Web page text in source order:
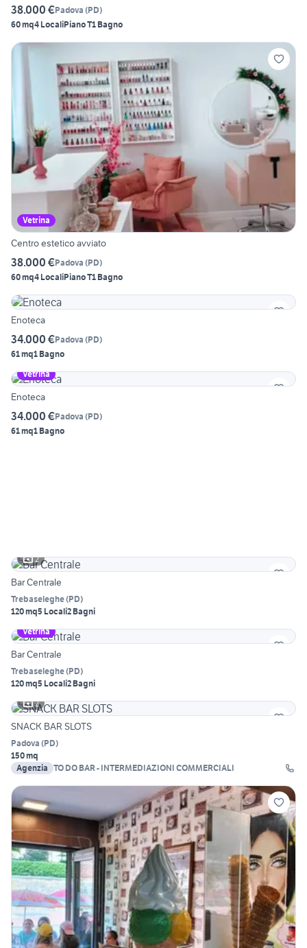
38.000 €Padova (PD)
60 mq4 LocaliPiano T1 Bagno
Vetrina
Centro estetico avviato
38.000 €Padova (PD)
60 mq4 LocaliPiano T1 Bagno
Enoteca
34.000 €Padova (PD)
61 mq1 Bagno
Vetrina
Enoteca
34.000 €Padova (PD)
61 mq1 Bagno
2
Bar Centrale
Trebaseleghe(PD)
120 mq5 Locali2 Bagni
Vetrina
Bar Centrale
Trebaseleghe(PD)
120 mq5 Locali2 Bagni
2
SNACK BAR SLOTS
Padova (PD)
150 mq
Agenzia TO DO BAR - INTERMEDIAZIONI COMMERCIALI